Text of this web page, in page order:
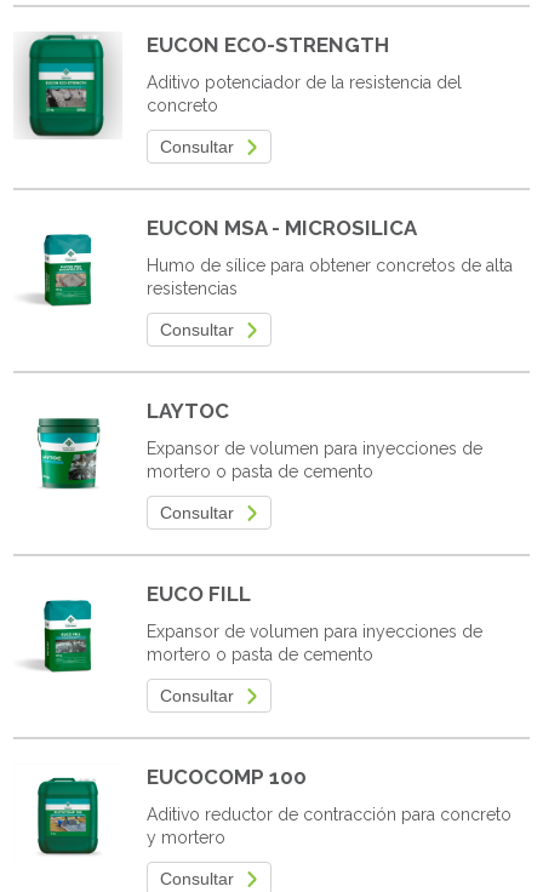
EUCON ECO-STRENGTH
Aditivo potenciador de la resistencia del
concreto
Consultar
EUCON MSA - MICROSILICA
Humo de sílice para obtener concretos de alta
resistencias
Consultar
LAYTOC
Expansor de volumen para inyecciones de
mortero o pasta de cemento
Consultar
EUCO FILL
Expansor de volumen para inyecciones de
mortero o pasta de cemento
Consultar
EUCOCOMP 100
Aditivo reductor de contracción para concreto
y mortero
Consultar